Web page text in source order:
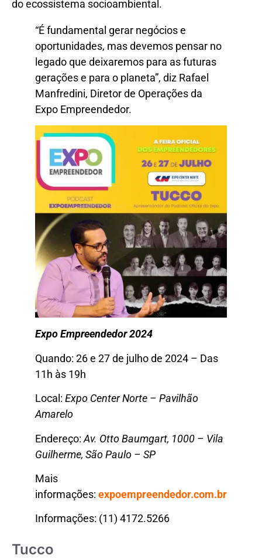
do ecossistema socioambiental.
“É fundamental gerar negócios e
oportunidades, mas devemos pensar no
legado que deixaremos para as futuras
gerações e para o planeta”, diz Rafael
Manfredini, Diretor de Operações da
Expo Empreendedor.
Expo Empreendedor 2024
Quando: 26 e 27 de julho de 2024 – Das
11h às 19h
Local: Expo Center Norte – Pavilhão
Amarelo
Endereço: Av. Otto Baumgart, 1000 – Vila
Guilherme, São Paulo – SP
Mais
informações: expoempreendedor.com.br
Informações: (11) 4172.5266
Tucco